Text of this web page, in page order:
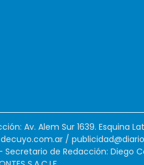
Av. Alem Sur 1639. Esquina
/
de Redacción: Diego